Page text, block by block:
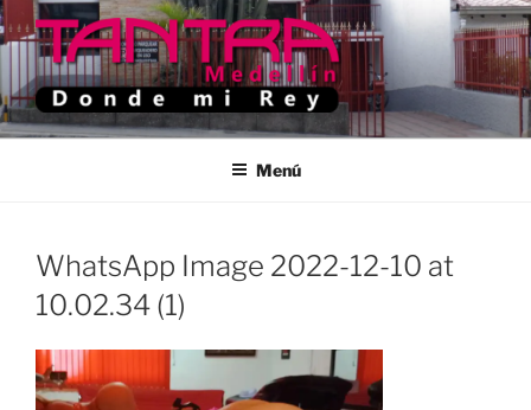
Saltar
al
contenido
TANTRA MEDELLIN
Donde Mi Rey
Menú
WhatsApp Image 2022-12-10 at
10.02.34 (1)